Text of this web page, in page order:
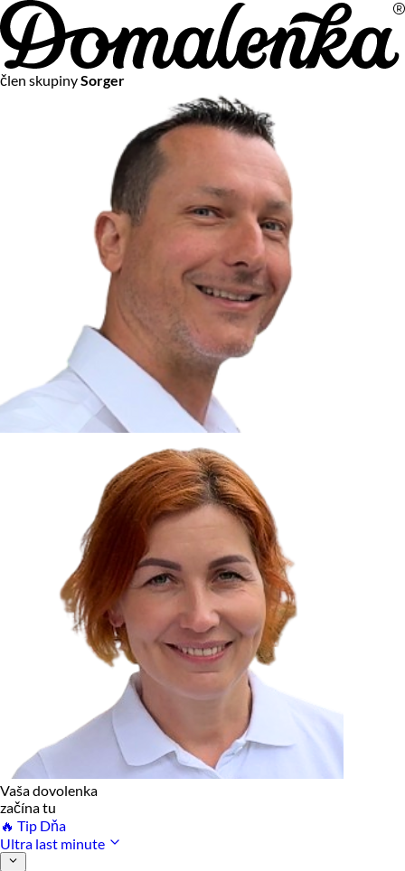
člen skupinySorger
Vaša dovolenka
začína tu
🔥 Tip Dňa
Ultra last minute
Na vašom súkromí nám záleží
Chceme vám neustále poskytovať tie najlepšie služby.
Vzhľadom k platnej legislatíve od vás ale potrebujeme súhlas
s používaním súborov cookies.
Viac o personalizácii a meraní
Aby sme vedeli, čo sa deje na webových stránkach a aby sme
vám mohli prispôsobiť ponuky na mieru či reklamu,
používame cookies a taktiežslužby spoločnosti Google
Čo sú cookies?
Cookies sú malé textové súbory, ktoré môžu byť používané
webovými stránkami, aby zefektívnili používateľský zážitok.
Vďaka cookies vám môžeme ponúkať služby podľa toho, čo
naozaj hľadáte a chcete nájsť.
Kedykoľvek sa môžete slobodne rozhodnúť, ktoré typy
používania cookies chcete umožniť.
Zákon uvádza, že môžeme ukladať cookies na vašom
zariadení, pokiaľ sú nevyhnutne nutné pre prevádzku tejto
Cookies, ktoré používame
Technické a nevyhnutné cookies
Analytické a marketingové cookies
Reklamné úložisko
Reklamné používateľské dáta
Personalizácia reklám
Povoliť vybrané
Odmietnuť